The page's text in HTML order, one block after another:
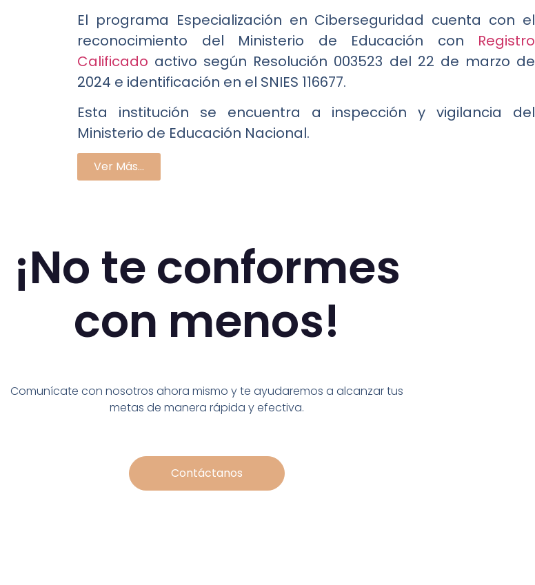
El programa Especialización en Ciberseguridad cuenta con el
reconocimiento del Ministerio de Educación con Registro
Calificado activo según Resolución 003523 del 22 de marzo de
2024 e identificación en el SNIES 116677.
Esta institución se encuentra a inspección y vigilancia del
Ministerio de Educación Nacional.
Ver Más...
¡No te conformes
con menos!
Comunícate con nosotros ahora mismo y te ayudaremos a alcanzar tus
metas de manera rápida y efectiva.
Contáctanos